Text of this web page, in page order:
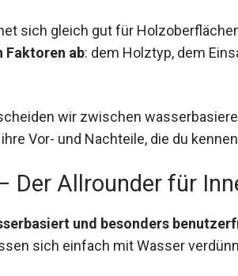
sich gleich gut für
Faktoren ab: dem Holztyp, dem
wir zwischen
Vor- und Nachteile, die du
Der Allrounder für
und besonders
sich einfach mit Wasser